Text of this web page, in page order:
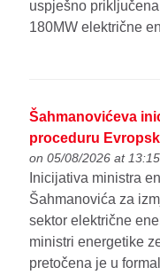
uspješno
180MW električne
Šahmanovićeva
proceduru
on 05/08/2026 at 13:15
Inicijativa ministra
Šahmanovića za
sektor električne
ministri energetike
pretočena je u